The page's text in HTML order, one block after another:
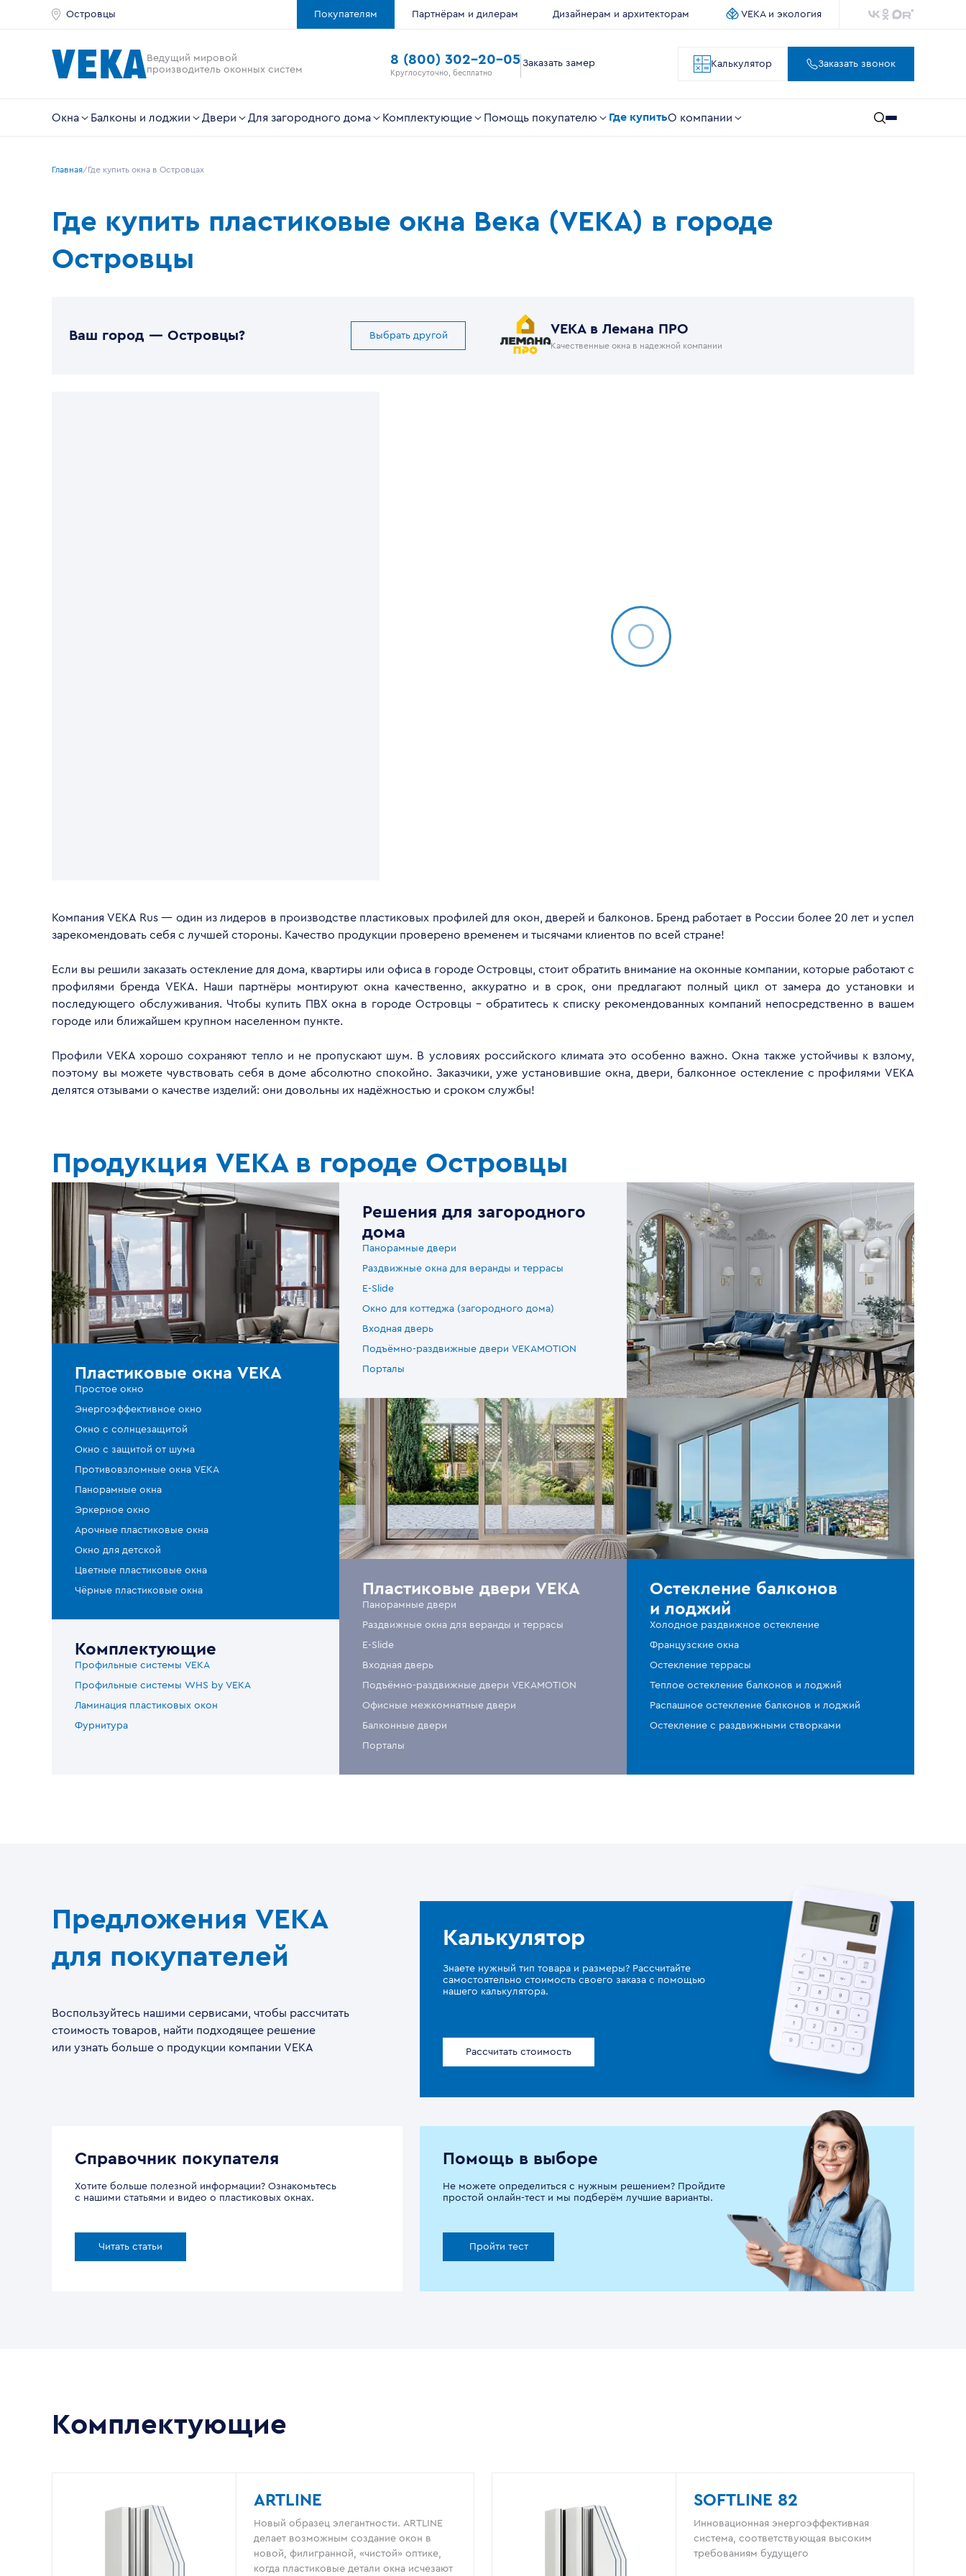
Островцы Покупателям Партнёрам и дилерам Дизайнерам и архитекторам VEKA и экология
Ведущий мировой
производитель оконных систем
8 (800) 302-20-05
Круглосуточно, бесплатно
Заказать замер Калькулятор Заказать звонок
Окна Балконы и лоджии Двери Для загородного дома Комплектующие Помощь покупателю Где купитьО компании
Главная Где купить окна в Островцах
Где купить пластиковые окна Века (VEKA) в городе
Островцы
Ваш город — Островцы? Выбрать другой VEKA в Лемана ПРО
Качественные окна в надежной компании
Компания VEKA Rus — один из лидеров в производстве пластиковых профилей для окон, дверей и балконов. Бренд работает в России более 20 лет и успел
зарекомендовать себя с лучшей стороны. Качество продукции проверено временем и тысячами клиентов по всей стране!
Если вы решили заказать остекление для дома, квартиры или офиса в городе Островцы, стоит обратить внимание на оконные компании, которые работают с
профилями бренда VEKA. Наши партнёры монтируют окна качественно, аккуратно и в срок, они предлагают полный цикл от замера до установки и
последующего обслуживания. Чтобы купить ПВХ окна в городе Островцы - обратитесь к списку рекомендованных компаний непосредственно в вашем
городе или ближайшем крупном населенном пункте.
Профили VEKA хорошо сохраняют тепло и не пропускают шум. В условиях российского климата это особенно важно. Окна также устойчивы к взлому,
поэтому вы можете чувствовать себя в доме абсолютно спокойно. Заказчики, уже установившие окна, двери, балконное остекление с профилями VEKA
делятся отзывами о качестве изделий: они довольны их надёжностью и сроком службы!
Продукция VEKA в городе Островцы
Пластиковые окна VEKA
Простое окно
Энергоэффективное окно
Окно с солнцезащитой
Окно с защитой от шума
Противовзломные окна VEKA
Панорамные окна
Эркерное окно
Арочные пластиковые окна
Окно для детской
Цветные пластиковые окна
Чёрные пластиковые окна
Комплектующие
Профильные системы VEKA
Профильные системы WHS by VEKA
Ламинация пластиковых окон
Фурнитура
Решения для загородного
дома
Панорамные двери
Раздвижные окна для веранды и террасы
E-Slide
Окно для коттеджа (загородного дома)
Входная дверь
Подъёмно-раздвижные двери VEKAMOTION
Порталы
Пластиковые двери VEKA
Панорамные двери
Раздвижные окна для веранды и террасы
E-Slide
Входная дверь
Подъёмно-раздвижные двери VEKAMOTION
Офисные межкомнатные двери
Балконные двери
Порталы
Остекление балконов
и лоджий
Холодное раздвижное остекление
Французские окна
Остекление террасы
Теплое остекление балконов и лоджий
Распашное остекление балконов и лоджий
Остекление с раздвижными створками
Предложения VEKA
для покупателей
Воспользуйтесь нашими сервисами, чтобы рассчитать
стоимость товаров, найти подходящее решение
или узнать больше о продукции компании VEKA
Калькулятор
Знаете нужный тип товара и размеры? Рассчитайте
самостоятельно стоимость своего заказа с помощью
нашего калькулятора.
Рассчитать стоимость
Справочник покупателя
Хотите больше полезной информации? Ознакомьтесь
с нашими статьями и видео о пластиковых окнах.
Читать статьи
Помощь в выборе
Не можете определиться с нужным решением? Пройдите
простой онлайн-тест и мы подберём лучшие варианты.
Пройти тест
Комплектующие
ARTLINE
Новый образец элегантности. ARTLINE
делает возможным создание окон в
новой, филигранной, «чистой» оптике,
когда пластиковые детали окна исчезают
SOFTLINE 82
Инновационная энергоэффективная
система, соответствующая высоким
требованиям будущего